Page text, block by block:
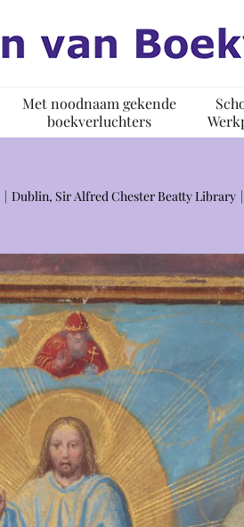
Met noodnaam gekende
boekverluchters
Dublin, Sir Alfred Chester Beatty Library